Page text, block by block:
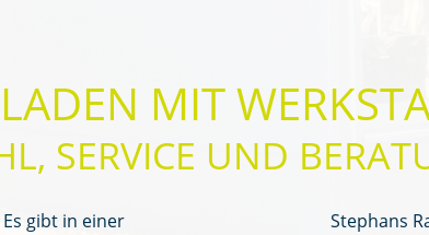
MIT
SERVICE UND
gibt in einer
Stephans